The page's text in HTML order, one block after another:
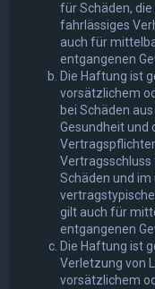
für Schäden,
fahrlässiges
auch für
entgangenen
Die Haftung ist
vorsätzlichem
bei Schäden
Gesundheit und
Schäden und im
gilt auch für
entgangenen
Die Haftung ist
Verletzung von
vorsätzlichem